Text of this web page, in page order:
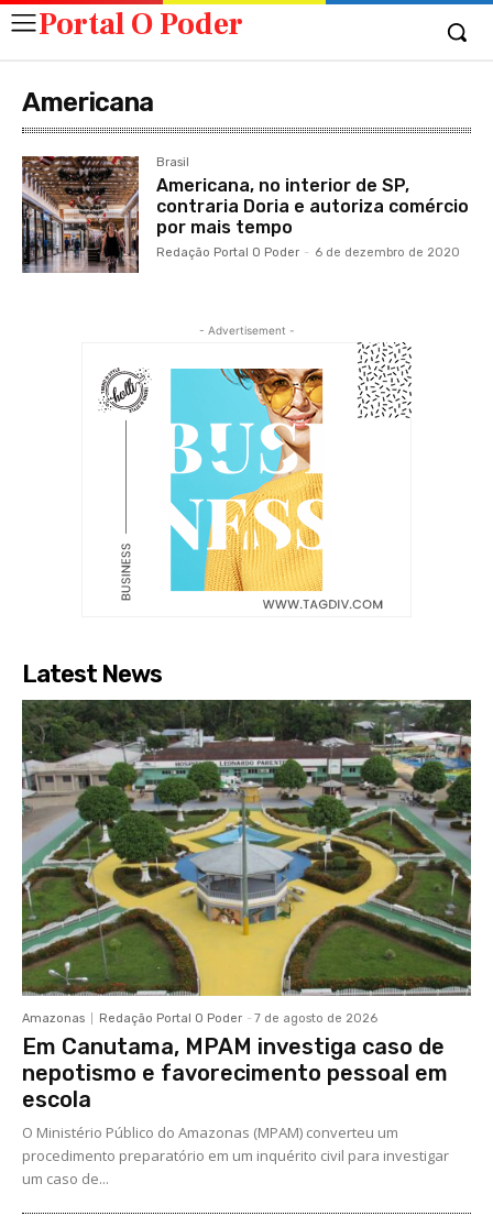
Portal O Poder
Americana
Brasil
Americana, no interior de SP,
contraria Doria e autoriza comércio
por mais tempo
Redação Portal O Poder - 6 de dezembro de 2020
- Advertisement -
Latest News
Amazonas Redação Portal O Poder - 7 de agosto de 2026
Em Canutama, MPAM investiga caso de
nepotismo e favorecimento pessoal em
escola
O Ministério Público do Amazonas (MPAM) converteu um
procedimento preparatório em um inquérito civil para investigar
um caso de...